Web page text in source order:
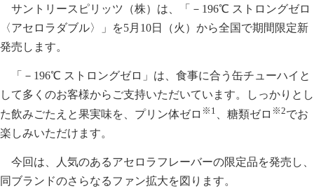
サントリースピリッツ（株）は、「－196℃ ストロングゼロ
〈アセロラダブル〉」を5月10日（火）から全国で期間限定新
発売します。
「－196℃ ストロングゼロ」は、食事に合う缶チューハイと
して多くのお客様からご支持いただいています。しっかりとし
た飲みごたえと果実味を、プリン体ゼロ ※1 、糖類ゼロ ※2でお
楽しみいただけます。
今回は、人気のあるアセロラフレーバーの限定品を発売し、
同ブランドのさらなるファン拡大を図ります。